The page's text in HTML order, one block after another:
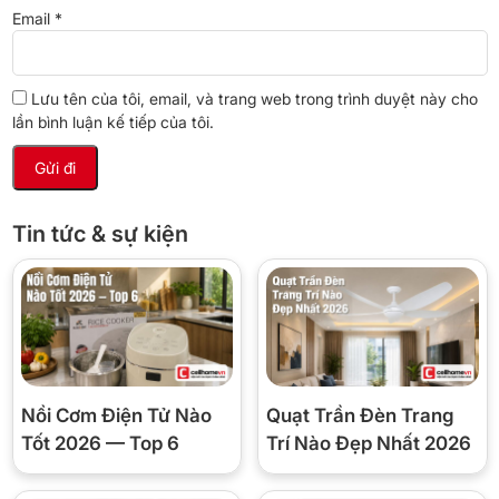
Vận hành nhẹ nhàng, êm ái
Điều hòa Daikin 1 chiều 9000 BTU FTF25XAV1V được thiết kế và
sản xuất với công nghệ tiên tiến nhằm đảm bảo vận hành êm ái.
Email *
Lưu tên của tôi, email, và trang web trong trình duyệt này cho
lần bình luận kế tiếp của tôi.
Tin tức & sự kiện
Nồi Cơm Điện Tử Nào
Tốt 2026 — Top 6
Quạt Trần Đèn Trang
Trí Nào Đẹp Nhất 2026